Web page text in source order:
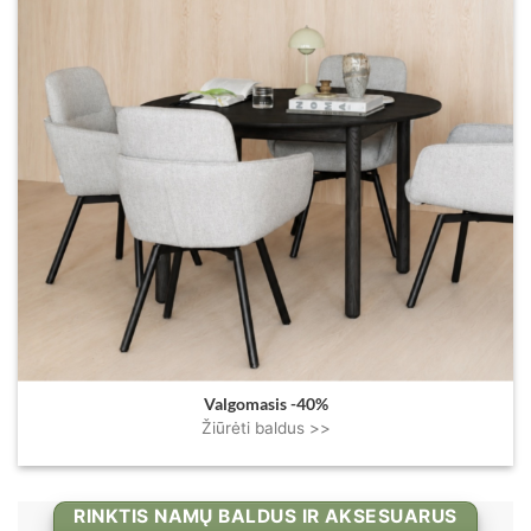
Valgomasis -40%
Žiūrėti baldus >>
RINKTIS NAMŲ BALDUS IR AKSESUARUS